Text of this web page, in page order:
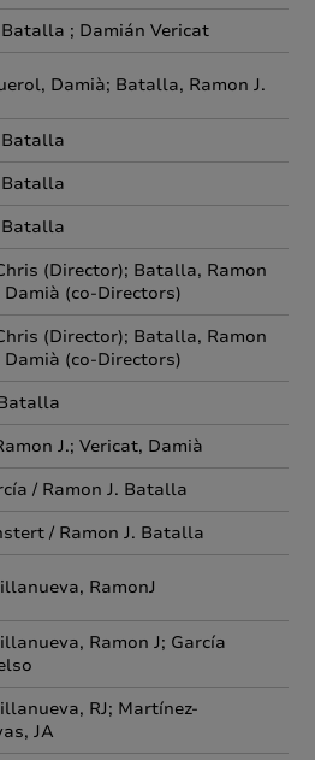
Batalla ; Damián Vericat
Damià; Batalla, Ramon J.
Batalla
Batalla
Batalla
(Director); Batalla, Ramon
Damià (co-Directors)
(Director); Batalla, Ramon
Damià (co-Directors)
J.; Vericat, Damià
/ Ramon J. Batalla
/ Ramon J. Batalla
RamonJ
Ramon J; García
RJ; Martínez-
JA